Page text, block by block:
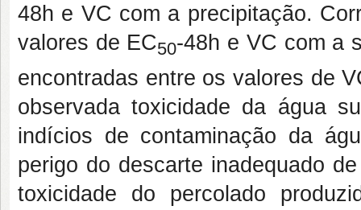
48h e VC com a precipitação.
valores de EC50-48h e VC com a
encontradas entre os valores de
observada toxicidade da água
indícios de contaminação da
perigo do descarte inadequado
toxicidade do percolado